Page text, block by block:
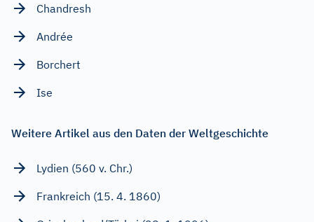
Chandresh
Andrée
Borchert
Ise
Weitere Artikel aus den Daten der Weltgeschichte
Lydien (560 v. Chr.)
Frankreich (15. 4. 1860)